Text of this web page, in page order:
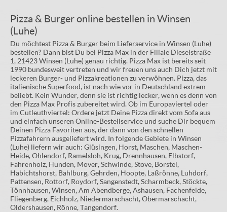
Pizza & Burger online bestellen in Winsen
(Luhe)
Du möchtest Pizza & Burger beim Lieferservice in Winsen (Luhe)
bestellen? Dann bist Du bei Pizza Max in der Filiale Dieselstraße
1, 21423 Winsen (Luhe) genau richtig. Pizza Max ist bereits seit
1990 bundesweit vertreten und wir freuen uns auch Dich jetzt mit
leckeren Burger- und Pizzakreationen zu verwöhnen. Pizza, das
italienische Superfood, ist nach wie vor in Deutschland extrem
beliebt. Kein Wunder, denn sie ist richtig lecker, wenn es denn von
den Pizza Max Profis zubereitet wird. Ob im Europaviertel oder
im Cutleuthviertel: Ordere jetzt Deine Pizza direkt vom Sofa aus
und einfach unseren Online-Bestellservice und suche Dir bequem
Deinen Pizza Favoriten aus, der dann von den schnellen
Pizzafahrern ausgeliefert wird. In folgende Gebiete in Winsen
(Luhe) liefern wir auch: Glüsingen, Horst, Maschen, Maschen-
Heide, Ohlendorf, Ramelsloh, Krug, Drennhausen, Elbstorf,
Fahrenholz, Hunden, Mover, Schwinde, Stove, Borstel,
Habichtshorst, Bahlburg, Gehrden, Hoopte, Laßrönne, Luhdorf,
Pattensen, Rottorf, Roydorf, Sangenstedt, Scharmbeck, Stöckte,
Tönnhausen, Winsen, Am Abendberge, Ashausen, Fachenfelde,
Fliegenberg, Eichholz, Niedermarschacht, Obermarschacht,
Oldershausen, Rönne, Tangendorf.